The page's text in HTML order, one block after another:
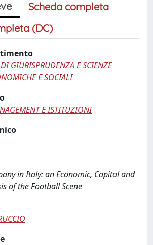
Scheda completa
(DC)
GIURISPRUDENZA E SCIENZE
E SOCIALI
E ISTITUZIONI
in Italy: an Economic, Capital and
of the Football Scene